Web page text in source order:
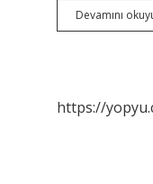
Devamını
https://